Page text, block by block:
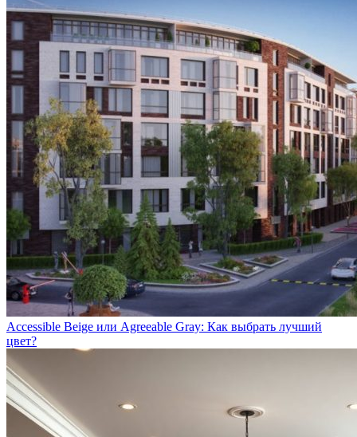
Accessible Beige или Agreeable Gray: Как выбрать лучший
цвет?